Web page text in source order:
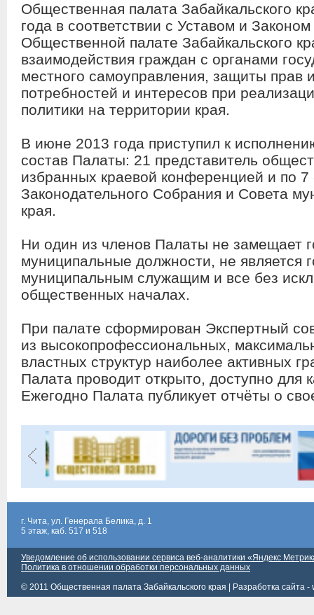
Общественная палата Забайкальского
года в соответствии с Уставом и
Общественной палате Забайкальского
взаимодействия граждан с органами
местного самоуправления, защиты прав
потребностей и интересов при
политики на территории края.
В июне 2013 года приступил к
состав Палаты: 21 представитель
избранных краевой конференцией и по 7
Законодательного Собрания и Совета
края.
Ни один из членов Палаты не замещает
муниципальные должности, не является
муниципальным служащим и все без
общественных началах.
При палате сформирован Экспертный
из высокопрофессиональных,
властных структур наиболее активных
Палата проводит открыто, доступно для
Ежегодно Палата публикует отчёты о
г. Чита, ул. Генерала Белика, д. 1
5 этаж, каб. 517 и 518
Уведомление об использовании сервиса веб-аналитики «Яндекс
Политика в отношении обработки персональных данных
© 2011 Общественная палата Забайкальского края |
Разработка сайта -